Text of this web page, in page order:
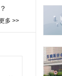
多 >>